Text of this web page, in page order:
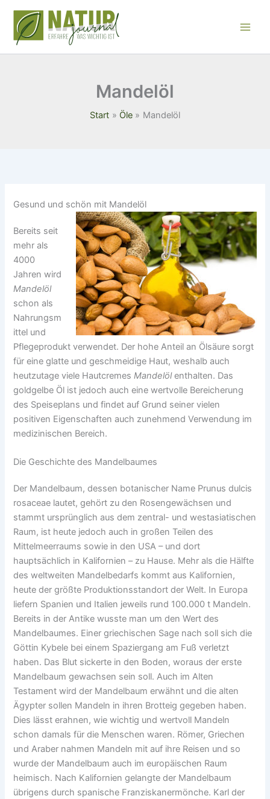
Inhalt
springen
Mandelöl
Start Öle Mandelöl
Gesund und schön mit Mandelöl
Bereits seit
mehr als
4000
Jahren wird
Mandelöl
schon als
Nahrungsm
ittel und
Pflegeprodukt verwendet. Der hohe Anteil an Ölsäure sorgt
für eine glatte und geschmeidige Haut, weshalb auch
heutzutage viele HautcremesMandelölenthalten. Das
goldgelbe Öl ist jedoch auch eine wertvolle Bereicherung
des Speiseplans und findet auf Grund seiner vielen
positiven Eigenschaften auch zunehmend Verwendung im
medizinischen Bereich.
Die Geschichte des Mandelbaumes
Der Mandelbaum, dessen botanischer Name Prunus dulcis
rosaceae lautet, gehört zu den Rosengewächsen und
stammt ursprünglich aus dem zentral- und westasiatischen
Raum, ist heute jedoch auch in großen Teilen des
Mittelmeerraums sowie in den USA – und dort
hauptsächlich in Kalifornien – zu Hause. Mehr als die Hälfte
des weltweiten Mandelbedarfs kommt aus Kalifornien,
heute der größte Produktionsstandort der Welt. In Europa
liefern Spanien und Italien jeweils rund 100.000 t Mandeln.
Bereits in der Antike wusste man um den Wert des
Mandelbaumes. Einer griechischen Sage nach soll sich die
Göttin Kybele bei einem Spaziergang am Fuß verletzt
haben. Das Blut sickerte in den Boden, woraus der erste
Mandelbaum gewachsen sein soll. Auch im Alten
Testament wird der Mandelbaum erwähnt und die alten
Ägypter sollen Mandeln in ihren Brotteig gegeben haben.
Dies lässt erahnen, wie wichtig und wertvoll Mandeln
schon damals für die Menschen waren. Römer, Griechen
und Araber nahmen Mandeln mit auf ihre Reisen und so
wurde der Mandelbaum auch im europäischen Raum
heimisch. Nach Kalifornien gelangte der Mandelbaum
übrigens durch spanische Franziskanermönche. Karl der